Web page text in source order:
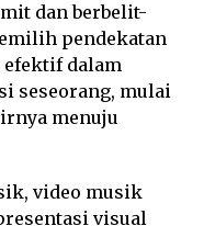
dan berbelit-
pendekatan
efektif dalam
seseorang, mulai
menuju
video musik
visual